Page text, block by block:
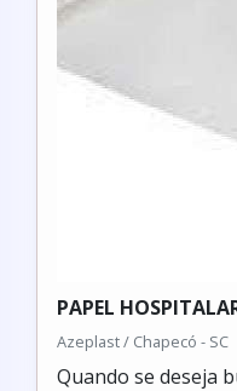
PAPEL
Azeplast / Chapecó - SC
Quando se deseja